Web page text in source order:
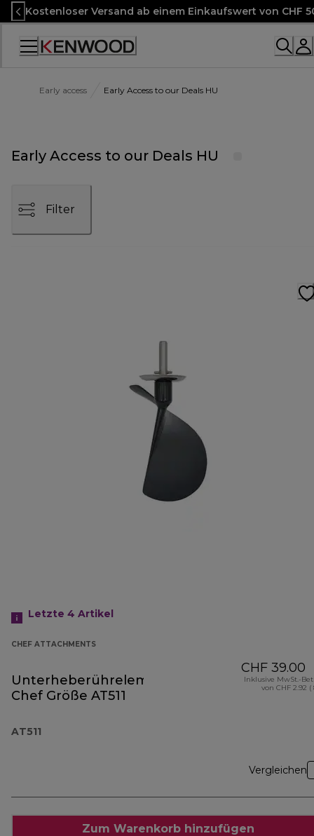
Skip
to
Content
Kostenloser Versand ab einem Einkaufswert von CHF
Accessibility
Early access Early Access to our Deals HU
Early Access to our Deals HU
Filter
Letzte 4 Artikel
CHEF ATTACHMENTS
Unterheberührelement
Chef Größe AT511
AT511
CHF 39.00
Inklusive MwSt.-
von CHF 2.92 (
Vergleichen
Zum Warenkorb hinzufügen